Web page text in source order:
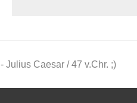
Julius Caesar / 47 v.Chr. ;)